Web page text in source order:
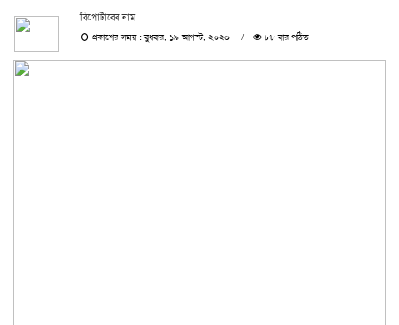
রিপোর্টারের নাম
প্রকাশের সময় : বুধবার, ১৯ আগস্ট, ২০২০
৮৮ বার পঠিত